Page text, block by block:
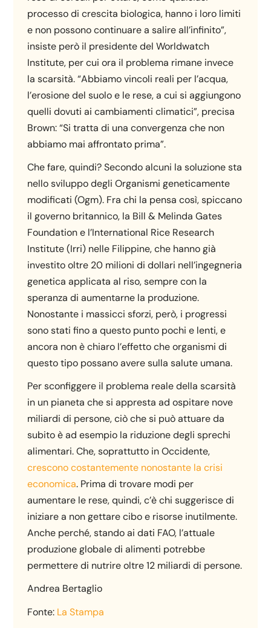
processo di crescita biologica, hanno i loro limiti
e non possono continuare a salire all’infinito”,
insiste però il presidente del Worldwatch
Institute, per cui ora il problema rimane invece
la scarsità. “Abbiamo vincoli reali per l’acqua,
l’erosione del suolo e le rese, a cui si aggiungono
quelli dovuti ai cambiamenti climatici”, precisa
Brown: “Si tratta di una convergenza che non
abbiamo mai affrontato prima”.
Che fare, quindi? Secondo alcuni la soluzione sta
nello sviluppo degli Organismi geneticamente
modificati (Ogm). Fra chi la pensa così, spiccano
il governo britannico, la Bill & Melinda Gates
Foundation e l’International Rice Research
Institute (Irri) nelle Filippine, che hanno già
investito oltre 20 milioni di dollari nell’ingegneria
genetica applicata al riso, sempre con la
speranza di aumentarne la produzione.
Nonostante i massicci sforzi, però, i progressi
sono stati fino a questo punto pochi e lenti, e
ancora non è chiaro l’effetto che organismi di
questo tipo possano avere sulla salute umana.
Per sconfiggere il problema reale della scarsità
in un pianeta che si appresta ad ospitare nove
miliardi di persone, ciò che si può attuare da
subito è ad esempio la riduzione degli sprechi
alimentari. Che, soprattutto in Occidente,
crescono costantemente nonostante la crisi
economica. Prima di trovare modi per
aumentare le rese, quindi, c’è chi suggerisce di
iniziare a non gettare cibo e risorse inutilmente.
Anche perché, stando ai dati FAO, l’attuale
produzione globale di alimenti potrebbe
permettere di nutrire oltre 12 miliardi di persone.
Andrea Bertaglio
Fonte: La Stampa